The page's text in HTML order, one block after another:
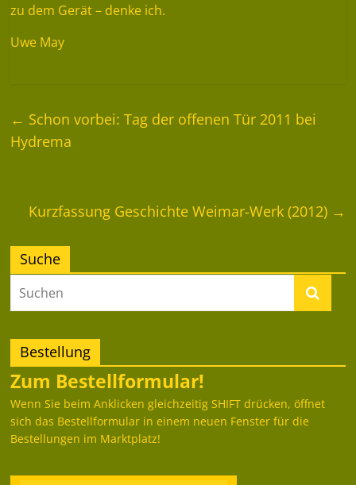
zu dem Gerät – denke ich.
Uwe May
← Schon vorbei: Tag der offenen Tür 2011 bei
Hydrema
Kurzfassung Geschichte Weimar-Werk (2012) →
Suche
Bestellung
Zum Bestellformular!
Wenn Sie beim Anklicken gleichzeitig SHIFT drücken, öffnet
sich das Bestellformular in einem neuen Fenster für die
Bestellungen im Marktplatz!